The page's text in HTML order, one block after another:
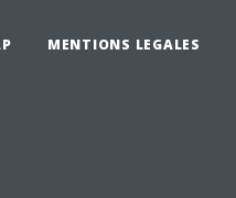
MENTIONS LEGALES